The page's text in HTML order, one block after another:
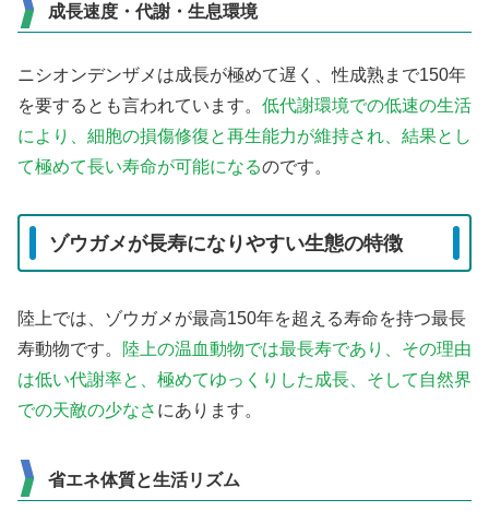
成長速度・代謝・生息環境
ニシオンデンザメは成長が極めて遅く、性成熟まで150年
を要するとも言われています。 低代謝環境での低速の生活
により、細胞の損傷修復と再生能力が維持され、結果とし
て極めて長い寿命が可能になるのです。
ゾウガメが長寿になりやすい生態の特徴
陸上では、ゾウガメが最高150年を超える寿命を持つ最長
寿動物です。
陸上の温血動物では最長寿であり、その理由
は低い代謝率と、極めてゆっくりした成長、そして自然界
での天敵の少なさ にあります。
省エネ体質と生活リズム